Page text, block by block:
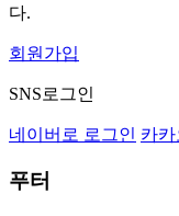
다.
회원가입
SNS로그인
네이버로 로그인 카
푸터